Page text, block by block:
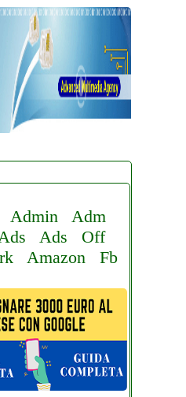
Admin
Adm
Ads
Off
Amazon Fb